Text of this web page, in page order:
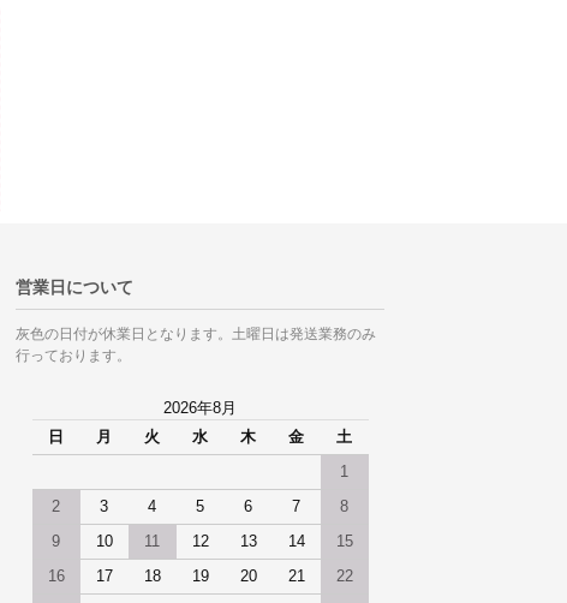
営業日について
灰色の日付が休業日となります。土曜日は発送業務のみ
行っております。
2026年8月
日
月 火 水 木 金 土
1
2 3 4 5 6 7 8
9 10 11 12 13 14 15
16 17 18 19 20 21 22